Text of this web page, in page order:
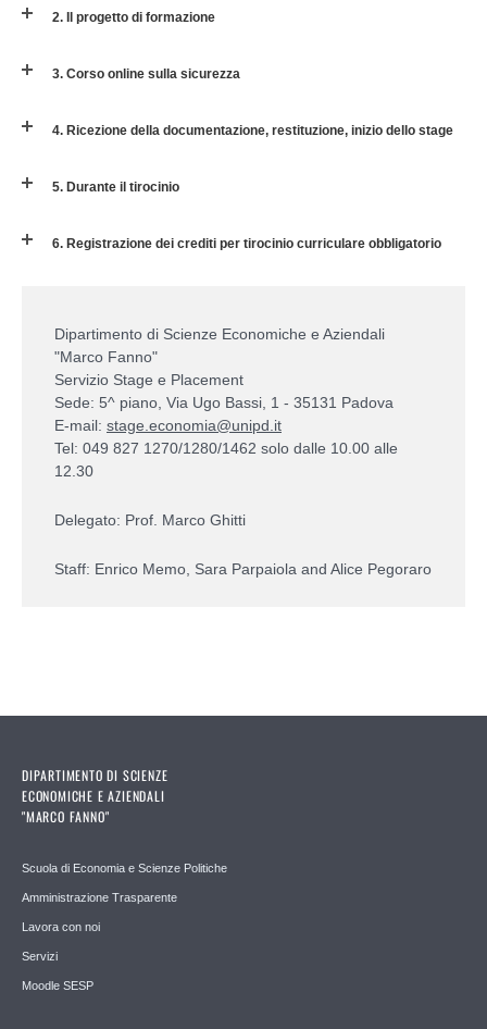
2. Il progetto di formazione
3. Corso online sulla sicurezza
4. Ricezione della documentazione, restituzione, inizio dello stage
5. Durante il tirocinio
6. Registrazione dei crediti per tirocinio curriculare obbligatorio
Dipartimento di Scienze Economiche e Aziendali
"Marco Fanno"
Servizio Stage e Placement
Sede: 5^ piano, Via Ugo Bassi, 1 - 35131 Padova
E-mail: stage.economia@unipd.it
Tel: 049 827 1270/1280/1462 solo dalle 10.00 alle
12.30
Delegato: Prof. Marco Ghitti
Staff: Enrico Memo, Sara Parpaiola and Alice Pegoraro
DIPARTIMENTO DI SCIENZE
ECONOMICHE E AZIENDALI
"MARCO FANNO"
Scuola di Economia e Scienze Politiche
Amministrazione Trasparente
Lavora con noi
Servizi
Moodle SESP